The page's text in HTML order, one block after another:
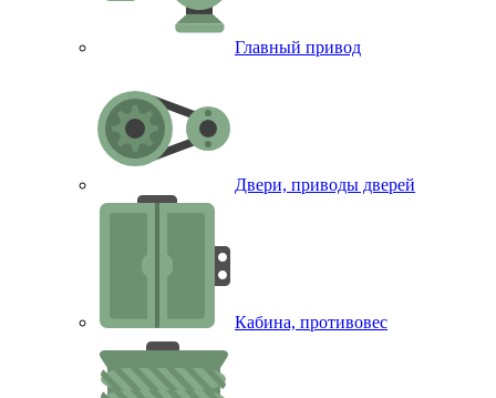
Главный привод
Двери, приводы дверей
Кабина, противовес